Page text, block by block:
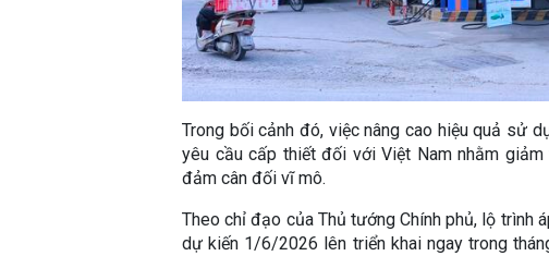
Trong bối cảnh đó, việc nâng cao hiệu quả sử
yêu cầu cấp thiết đối với Việt Nam nhằm
đảm cân đối vĩ mô.
Theo chỉ đạo của Thủ tướng Chính phủ, lộ trình
dự kiến 1/6/2026 lên triển khai ngay trong